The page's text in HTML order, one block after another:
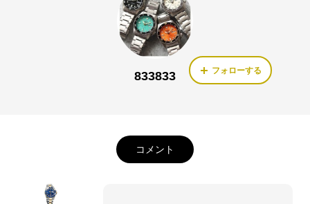
833833 フォローする
コメント